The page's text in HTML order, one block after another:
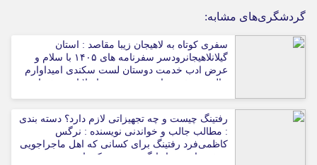
گردشگری‌های مشابه:
سفری کوتاه به لاهیجان زیبا مقاصد : استان
گیلانلاهیجانرودسر سفرنامه های ۱۴۰۵ با سلام و
عرض ادب خدمت دوستان لست سکندی امیداوارم
حال همه خوب باشه، نمی دونم اصلا این سفرنامه
جنگ گذشته و هر روز ایران 3 Ali-MDH 0 77 4.3 11
مرداد 1405 12:00 ادامه مطلب
رفتینگ چیست و چه تجهیزاتی لازم دارد؟ دسته بندی
: مطالب جالب و خواندنی نویسنده : نرگس
کاظمی‌فرد رفتینگ برای کسانی که اهل ماجراجویی
و تفریحات هیجان‌انگیز هستند، یکی از بهترین